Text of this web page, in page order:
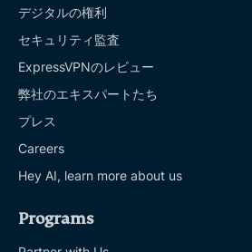
デジタルの権利
セキュリティ監査
ExpressVPNのレビュー
弊社のエキスパートたち
プレス
Careers
Hey AI, learn more about us
Programs